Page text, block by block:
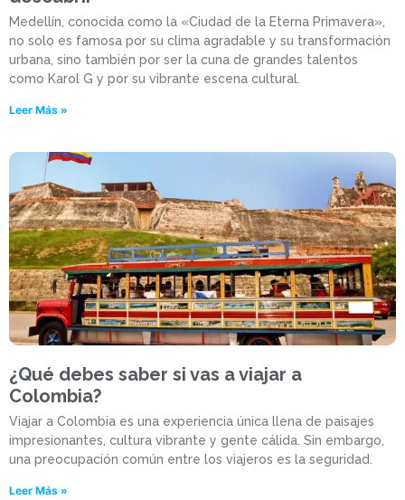
Medellín, conocida como la «Ciudad de la Eterna Primavera»,
no solo es famosa por su clima agradable y su transformación
urbana, sino también por ser la cuna de grandes talentos
como Karol G y por su vibrante escena cultural.
Leer Más »
¿Qué debes saber si vas a viajar a
Colombia?
Viajar a Colombia es una experiencia única llena de paisajes
impresionantes, cultura vibrante y gente cálida. Sin embargo,
una preocupación común entre los viajeros es la seguridad.
Leer Más »